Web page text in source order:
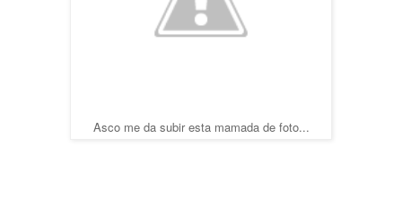
Asco me da subir esta mamada de foto...